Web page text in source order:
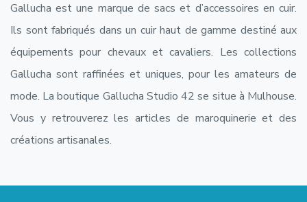
Gallucha est une marque de sacs et d’accessoires en cuir.
Ils sont fabriqués dans un cuir haut de gamme destiné aux
équipements pour chevaux et cavaliers. Les collections
Gallucha sont raffinées et uniques, pour les amateurs de
mode. La boutique Gallucha Studio 42 se situe à Mulhouse.
Vous y retrouverez les articles de maroquinerie et des
créations artisanales.